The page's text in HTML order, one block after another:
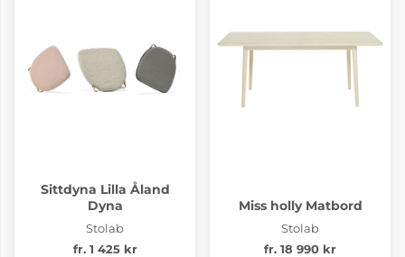
Sittdyna Lilla Åland
Dyna
Stolab
fr. 1 425 kr
Miss holly Matbord
Stolab
fr. 18 990 kr